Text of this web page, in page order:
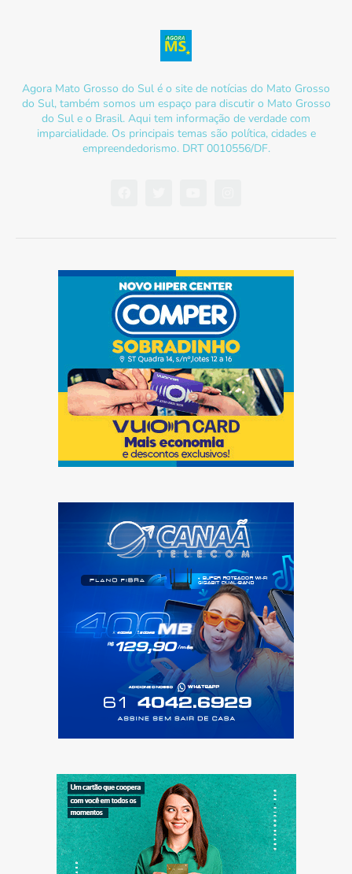
Agora Mato Grosso do Sul é o site de notícias do Mato Grosso
do Sul, também somos um espaço para discutir o Mato Grosso
do Sul e o Brasil. Aqui tem informação de verdade com
imparcialidade. Os principais temas são política, cidades e
empreendedorismo. DRT 0010556/DF.